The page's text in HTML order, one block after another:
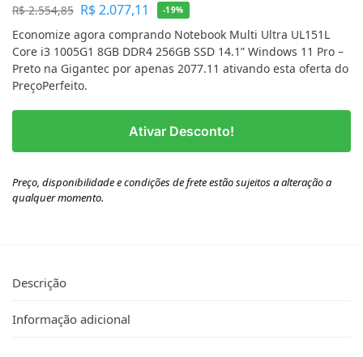
R$2.554,85 R$2.077,11 -19%
Economize agora comprando Notebook Multi Ultra UL151L
Core i3 1005G1 8GB DDR4 256GB SSD 14.1” Windows 11 Pro –
Preto na Gigantec por apenas 2077.11 ativando esta oferta do
PreçoPerfeito.
Ativar Desconto!
Preço, disponibilidade e condições de frete estão sujeitos a alteração a
qualquer momento.
Descrição
Informação adicional